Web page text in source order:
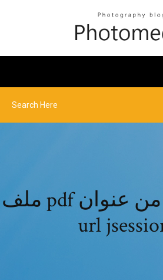
ملف pdf لا يتم تنزيله من عنوان
url